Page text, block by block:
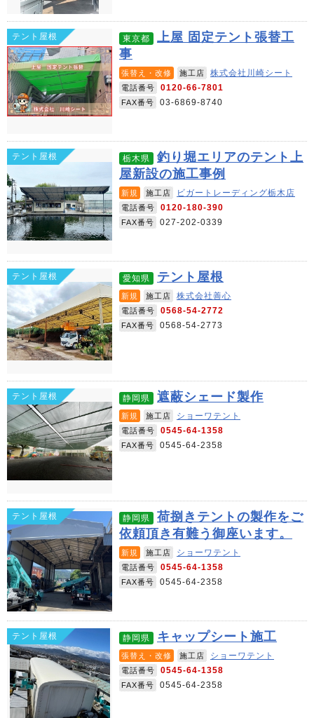
テント屋根 東京都
上屋 固定テント張替工
事
張替え・改修 施工店 株式会社川崎シート
電話番号 0120-66-7801
FAX番号 03-6869-8740
テント屋根 栃木県
釣り堀エリアのテント上
屋新設の施工事例
新規 施工店 ビガートレーディング栃木店
電話番号 0120-180-390
FAX番号 027-202-0339
テント屋根 愛知県 テント屋根
新規 施工店 株式会社善心
電話番号 0568-54-2772
FAX番号 0568-54-2773
テント屋根 静岡県 遮蔽シェード製作
新規 施工店 ショーワテント
電話番号 0545-64-1358
FAX番号 0545-64-2358
テント屋根 静岡県
荷捌きテントの製作をご
依頼頂き有難う御座います。
新規 施工店 ショーワテント
電話番号 0545-64-1358
FAX番号 0545-64-2358
テント屋根 静岡県 キャップシート施工
張替え・改修 施工店 ショーワテント
電話番号 0545-64-1358
FAX番号 0545-64-2358